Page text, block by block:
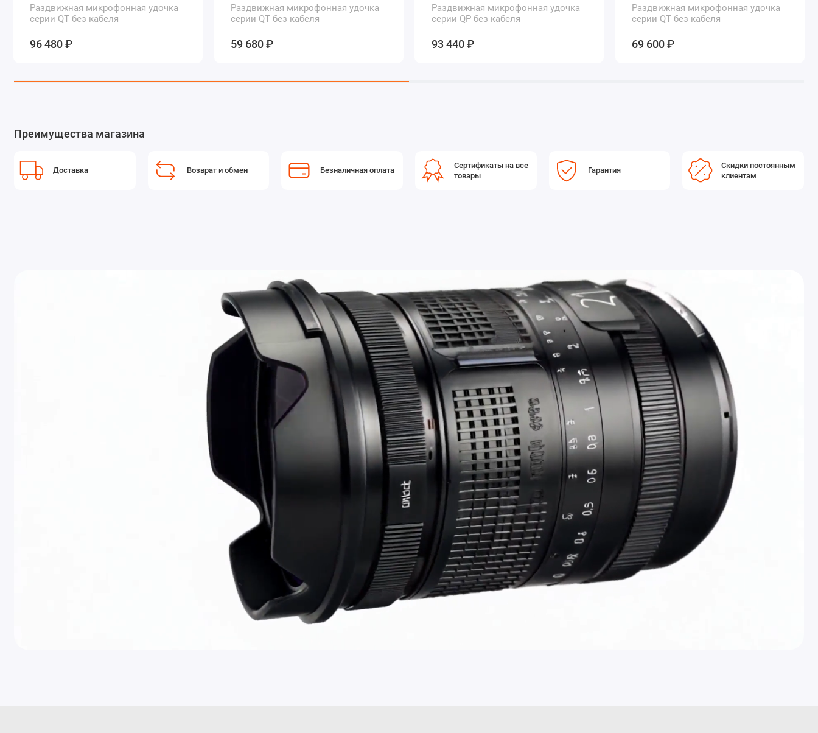
Раздвижная микрофонная удочка
серии QT без кабеля
96 480 ₽
Раздвижная микрофонная удочка
серии QT без кабеля
59 680 ₽
Раздвижная микрофонная удочка
серии QP без кабеля
93 440 ₽
Раздвижная микрофонная удочка
серии QT без кабеля
69 600 ₽
Преимущества магазина
Доставка Возврат и обмен Безналичная оплата
Сертификаты на все
товары
Гарантия
Скидки постоянным
клиентам